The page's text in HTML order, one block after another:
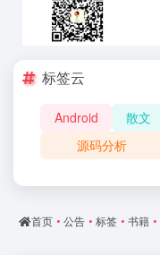
标签云
Android 散文
源码分析
首页 • 公告 • 标签 • 书籍 •